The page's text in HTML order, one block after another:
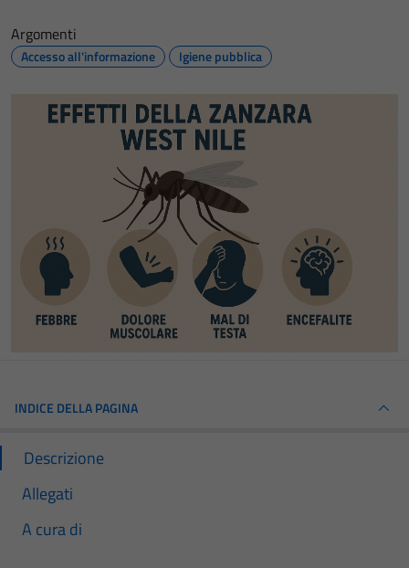
Argomenti
Accesso all'informazione Igiene pubblica
INDICE DELLA PAGINA
Descrizione
Allegati
A cura di